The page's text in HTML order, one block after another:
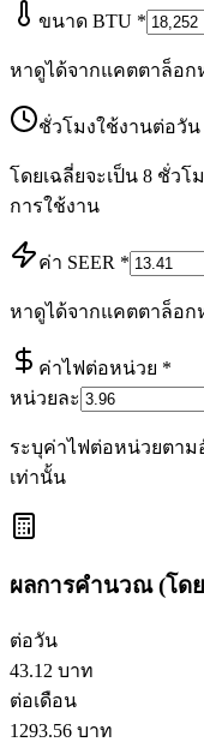
ขนาด BTU *
หาดูได้จากแคตตาล็อก
ชั่วโมงใช้งานต่อวัน
โดยเฉลี่ยจะเป็น 8 ชั่ว
การใช้งาน
ค่า SEER *
หาดูได้จากแคตตาล็อก
ค่าไฟต่อหน่วย *
หน่วยละ
ระบุค่าไฟต่อหน่วยตาม
เท่านั้น
ผลการคำนวณ (โด
ต่อวัน
43.12 บาท
ต่อเดือน
1293.56 บาท